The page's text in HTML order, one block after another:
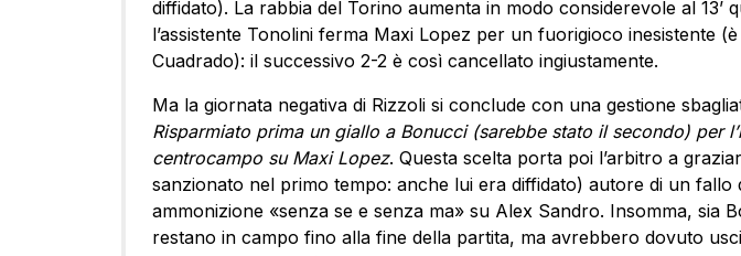
diffidato). La rabbia del Torino aumenta in modo considerevole al 13’
l’assistente Tonolini ferma Maxi Lopez per un fuorigioco inesistente
Cuadrado): il successivo 2-2 è così cancellato ingiustamente.
Ma la giornata negativa di Rizzoli si conclude con una gestione
Risparmiato prima un giallo a Bonucci (sarebbe stato il secondo) per
centrocampo su Maxi Lopez. Questa scelta porta poi l’arbitro a
sanzionato nel primo tempo: anche lui era diffidato) autore di un fallo
ammonizione «senza se e senza ma» su Alex Sandro. Insomma, sia
restano in campo fino alla fine della partita, ma avrebbero dovuto